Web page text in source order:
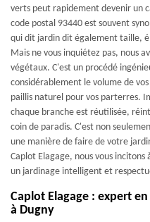
verts peut rapidement devenir un
code postal 93440 est souvent
qui dit jardin dit également taille,
Mais ne vous inquiétez pas, nous
végétaux. C'est un procédé
considérablement le volume de
paillis naturel pour vos parterres.
chaque branche est réutilisée,
coin de paradis. C'est non
une manière de faire de votre
Caplot Elagage, nous vous
un jardinage intelligent et
Caplot Elagage : expert
à Dugny